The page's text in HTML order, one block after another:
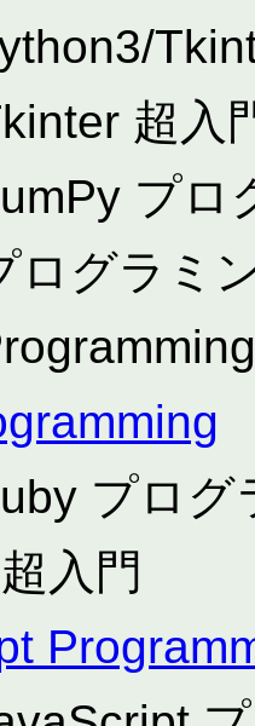
超入
プロ
ログラミ
プロ
入門